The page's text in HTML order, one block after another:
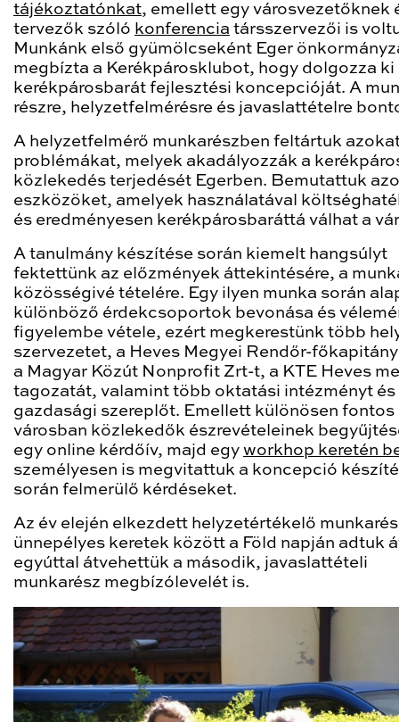
tájékoztatónkat, emellett egy városvezetőknek
tervezők szóló konferencia társszervezői is
Munkánk első gyümölcseként Eger
megbízta a Kerékpárosklubot, hogy dolgozza ki
kerékpárosbarát fejlesztési koncepcióját. A
részre, helyzetfelmérésre és javaslattételre
A helyzetfelmérő munkarészben feltártuk
problémákat, melyek akadályozzák a
közlekedés terjedését Egerben. Bemutattuk
eszközöket, amelyek használatával
és eredményesen kerékpárosbaráttá válhat a
A tanulmány készítése során kiemelt hangsúlyt
fektettünk az előzmények áttekintésére, a
közösségivé tételére. Egy ilyen munka során
különböző érdekcsoportok bevonása és
figyelembe vétele, ezért megkerestünk több
szervezetet, a Heves Megyei Rendőr-
a Magyar Közút Nonprofit Zrt-t, a KTE Heves
tagozatát, valamint több oktatási intézményt és
gazdasági szereplőt. Emellett különösen fontos
városban közlekedők észrevételeinek
egy online kérdőív, majd egy workhop keretén
személyesen is megvitattuk a koncepció
során felmerülő kérdéseket.
Az év elején elkezdett helyzetértékelő
ünnepélyes keretek között a Föld napján adtuk
egyúttal átvehettük a második, javaslattételi
munkarész megbízólevelét is.